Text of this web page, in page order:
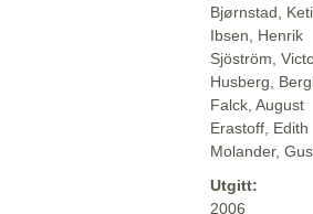
Bjørnstad,
Ibsen, Henrik
Sjöström,
Husberg,
Falck, August
Erastoff, Edith
Molander,
Utgitt:
2006